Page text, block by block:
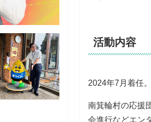
活動内容
2024年7月着任。
南箕輪村の応援
会進行などエン